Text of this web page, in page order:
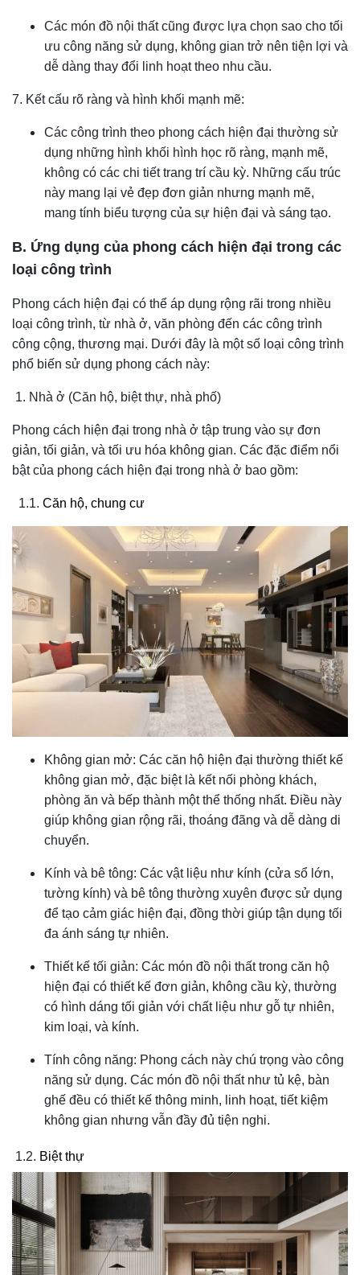
Các món đồ nội thất cũng được lựa chọn sao cho tối
ưu công năng sử dụng, không gian trở nên tiện lợi và
dễ dàng thay đổi linh hoạt theo nhu cầu.
7. Kết cấu rõ ràng và hình khối mạnh mẽ:
Các công trình theo phong cách hiện đại thường sử
dụng những hình khối hình học rõ ràng, mạnh mẽ,
không có các chi tiết trang trí cầu kỳ. Những cấu trúc
này mang lại vẻ đẹp đơn giản nhưng mạnh mẽ,
mang tính biểu tượng của sự hiện đại và sáng tạo.
B. Ứng dụng của phong cách hiện đại trong các
loại công trình
Phong cách hiện đại có thể áp dụng rộng rãi trong nhiều
loại công trình, từ nhà ở, văn phòng đến các công trình
công cộng, thương mại. Dưới đây là một số loại công trình
phổ biến sử dụng phong cách này:
1. Nhà ở (Căn hộ, biệt thự, nhà phố)
Phong cách hiện đại trong nhà ở tập trung vào sự đơn
giản, tối giản, và tối ưu hóa không gian. Các đặc điểm nổi
bật của phong cách hiện đại trong nhà ở bao gồm:
1.1. Căn hộ, chung cư
Không gian mở: Các căn hộ hiện đại thường thiết kế
không gian mở, đặc biệt là kết nối phòng khách,
phòng ăn và bếp thành một thể thống nhất. Điều này
giúp không gian rộng rãi, thoáng đãng và dễ dàng di
chuyển.
Kính và bê tông: Các vật liệu như kính (cửa sổ lớn,
tường kính) và bê tông thường xuyên được sử dụng
để tạo cảm giác hiện đại, đồng thời giúp tận dụng tối
đa ánh sáng tự nhiên.
Thiết kế tối giản: Các món đồ nội thất trong căn hộ
hiện đại có thiết kế đơn giản, không cầu kỳ, thường
có hình dáng tối giản với chất liệu như gỗ tự nhiên,
kim loại, và kính.
Tính công năng: Phong cách này chú trọng vào công
năng sử dụng. Các món đồ nội thất như tủ kệ, bàn
ghế đều có thiết kế thông minh, linh hoạt, tiết kiệm
không gian nhưng vẫn đầy đủ tiện nghi.
1.2. Biệt thự